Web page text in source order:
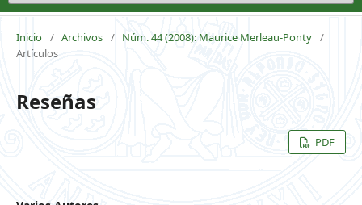
Inicio / Archivos / Núm. 44 (2008): Maurice Merleau-Ponty /
Artículos
Reseñas
PDF